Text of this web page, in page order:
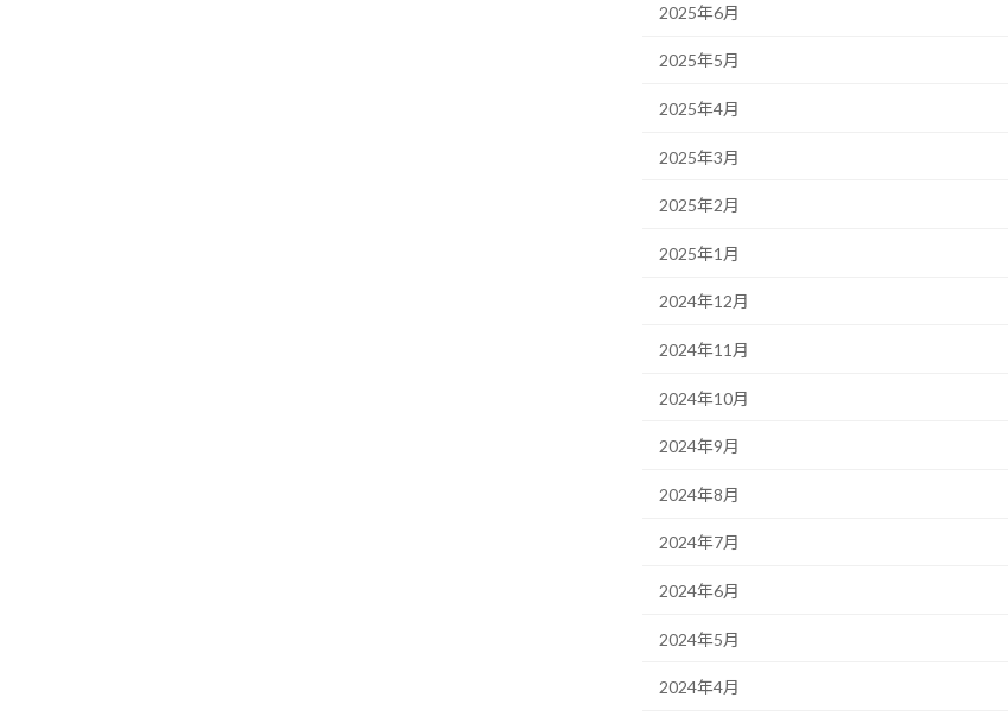
2025年6月
2025年5月
2025年4月
2025年3月
2025年2月
2025年1月
2024年12月
2024年11月
2024年10月
2024年9月
2024年8月
2024年7月
2024年6月
2024年5月
2024年4月